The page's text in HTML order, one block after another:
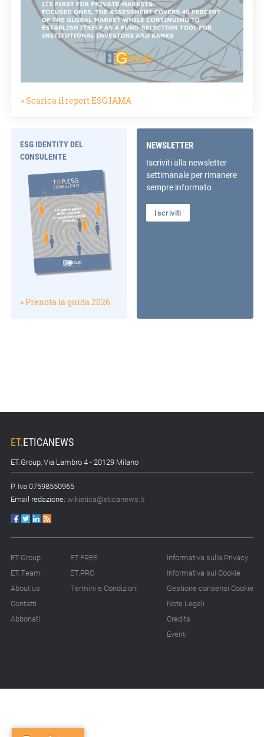
» Scarica il report ESG.IAMA
ESG IDENTITY DEL
CONSULENTE
» Prenota la guida 2026
NEWSLETTER
Iscriviti alla newsletter
settimanale per rimanere
sempre informato
Iscriviti
ET.ETICANEWS
ET.Group, Via Lambro 4 - 20129 Milano
P. Iva 07598550965
Email redazione: wikietica@eticanews.it
ET.Group
ET.Team
About us
Contatti
Abbonati
ET.FREE
ET.PRO
Termini e Condizioni
Informativa sulla Privacy
Informativa sui Cookie
Gestione consensi Cookie
Note Legali
Credits
Eventi